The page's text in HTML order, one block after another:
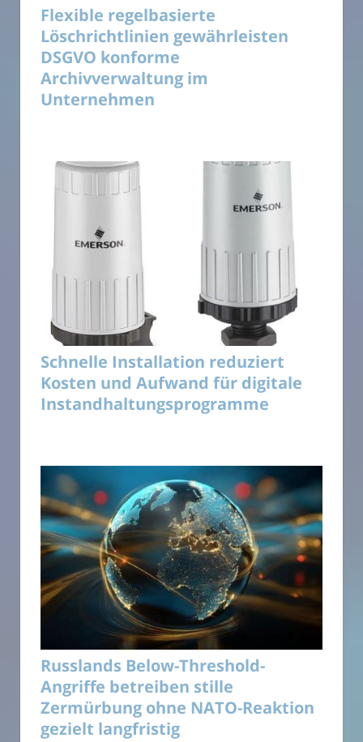
Flexible regelbasierte
Löschrichtlinien gewährleisten
DSGVO konforme
Archivverwaltung im
Unternehmen
Schnelle Installation reduziert
Kosten und Aufwand für digitale
Instandhaltungsprogramme
Russlands Below-Threshold-
Angriffe betreiben stille
Zermürbung ohne NATO-Reaktion
gezielt langfristig